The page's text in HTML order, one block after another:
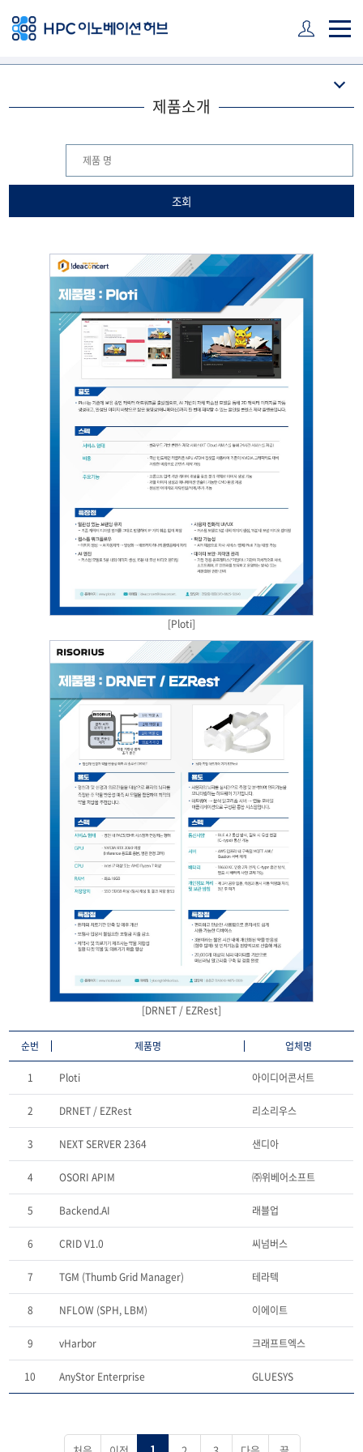
제품소개
[Ploti]
[DRNET / EZRest]
순번 제품명 업체명
1 Ploti 아이디어콘서트
2 DRNET / EZRest 리소리우스
3 NEXT SERVER 2364 샌디아
4 OSORI APIM ㈜위베어소프트
5 Backend.AI 래블업
6 CRID V1.0 씨넘버스
7 TGM (Thumb Grid Manager) 테라텍
8 NFLOW (SPH, LBM) 이에이트
9 vHarbor 크래프트엑스
10 AnyStor Enterprise GLUESYS